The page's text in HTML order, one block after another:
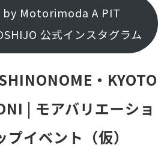
Motorimoda A PIT
公式インスタグラム
・KYOTO
| モアバリエーショ
イベント（仮）